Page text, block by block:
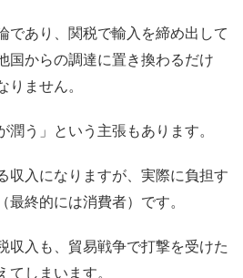
であり、関税で輸入を締め出して
国からの調達に置き換わるだけ
ません。
潤う」という主張もあります。
収入になりますが、実際に負担す
最終的には消費者）です。
収入も、貿易戦争で打撃を受けた
しまいます。